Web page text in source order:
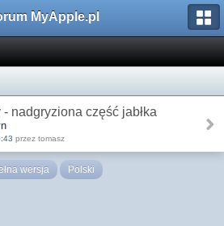
MyApple.pl
nadgryziona część jabłka
przez tomasz
wersja Polski